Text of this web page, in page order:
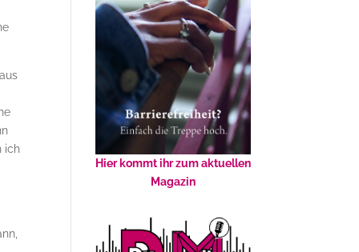
ich
Hier kommt ihr zum aktuellen
Magazin